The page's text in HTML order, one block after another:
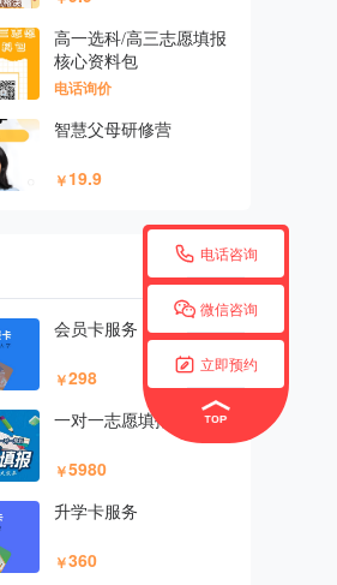
 电话咨询
 微信咨询
 立即预约
高一选科/高三志愿填报
核心资料包
电话询价
智慧父母研修营
￥19.9
更多
会员卡服务
￥298
一对一志愿填报
￥5980
升学卡服务
￥360